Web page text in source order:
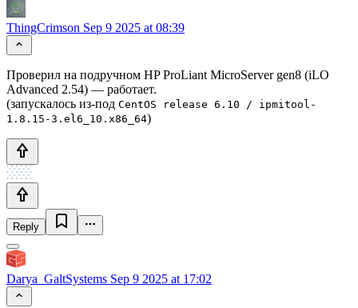
ThingCrimson Sep 9 2025 at 08:39
Проверил на подручном HP ProLiant MicroServer gen8 (iLO
Advanced 2.54) — работает.
(запускалось из-под CentOS release 6.10 / ipmitool-
1.8.15-3.el6_10.x86_64)
Reply
Darya_GaltSystems Sep 9 2025 at 17:02